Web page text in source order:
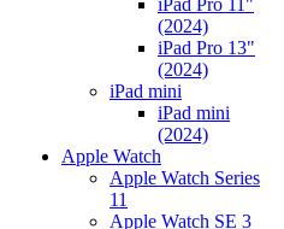
(2024)
iPad Pro 13"
(2024)
iPad mini
iPad mini
(2024)
Apple Watch
Apple Watch Series
11
Apple Watch SE 3